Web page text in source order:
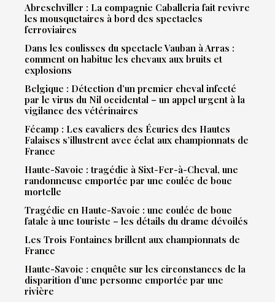
Abreschviller : La compagnie Caballeria fait revivre
les mousquetaires à bord des spectacles
ferroviaires
Dans les coulisses du spectacle Vauban à Arras :
comment on habitue les chevaux aux bruits et
explosions
Belgique : Détection d’un premier cheval infecté
par le virus du Nil occidental – un appel urgent à la
vigilance des vétérinaires
Fécamp : Les cavaliers des Écuries des Hautes
Falaises s’illustrent avec éclat aux championnats de
France
Haute-Savoie : tragédie à Sixt-Fer-à-Cheval, une
randonneuse emportée par une coulée de boue
mortelle
Tragédie en Haute-Savoie : une coulée de boue
fatale à une touriste – les détails du drame dévoilés
Les Trois Fontaines brillent aux championnats de
France
Haute-Savoie : enquête sur les circonstances de la
disparition d’une personne emportée par une
rivière